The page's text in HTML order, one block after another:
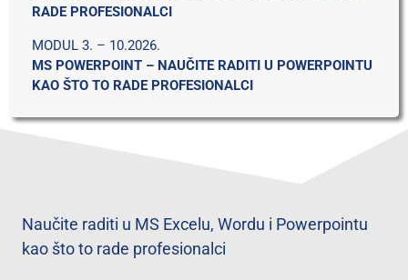
RADE PROFESIONALCI
MODUL 3. – 10.2026.
MS POWERPOINT – NAUČITE RADITI U POWERPOINTU
KAO ŠTO TO RADE PROFESIONALCI
Naučite raditi u MS Excelu, Wordu i Powerpointu
kao što to rade profesionalci